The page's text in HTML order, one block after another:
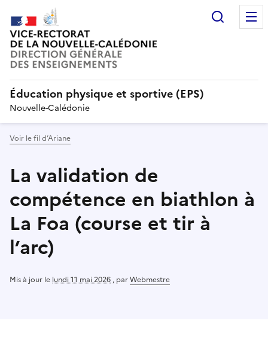
Éducation physique et sportive (EPS)
Nouvelle-Calédonie
Voir le fil d’Ariane
La validation de
compétence en biathlon à
La Foa (course et tir à
l’arc)
Mis à jour le lundi 11 mai 2026 , parWebmestre